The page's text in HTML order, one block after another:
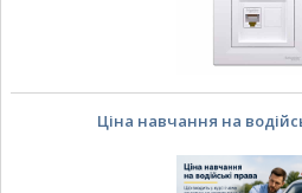
Ціна навчання на